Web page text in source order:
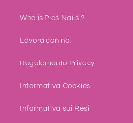
Who is Pics Nails ?
Lavora con noi
Regolamento Privacy
Informativa Cookies
Informativa sui Resi